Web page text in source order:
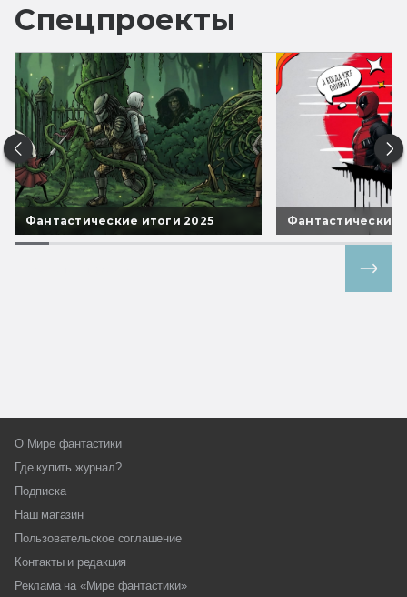
Спецпроекты
Фантастические итоги 2025 Фантастические
О Мире фантастики
Где купить журнал?
Подписка
Наш магазин
Пользовательское соглашение
Контакты и редакция
Реклама на «Мире фантастики»